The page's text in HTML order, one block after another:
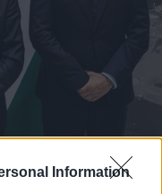
Information